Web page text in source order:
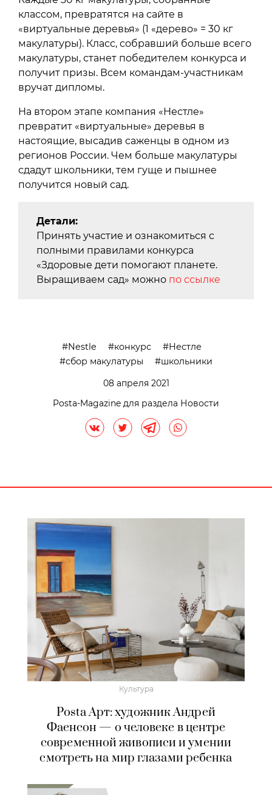
классом, превратятся на сайте в
«виртуальные деревья» (1 «дерево» = 30 кг
макулатуры). Класс, собравший больше всего
макулатуры, станет победителем конкурса и
получит призы. Всем командам-участникам
вручат дипломы.
На втором этапе компания «Нестле»
превратит «виртуальные» деревья в
настоящие, высадив саженцы в одном из
регионов России. Чем больше макулатуры
сдадут школьники, тем гуще и пышнее
получится новый сад.
Детали:
Принять участие и ознакомиться с
полными правилами конкурса
«Здоровые дети помогают планете.
Выращиваем сад» можно по ссылке
Nestle конкурс
Нестле
сбор макулатуры
школьники
08 апреля 2021
Posta-Magazine для раздела Новости
Культура
Posta Арт: художник Андрей
Фаенсон — о человеке в центре
современной живописи и умении
смотреть на мир глазами ребенка